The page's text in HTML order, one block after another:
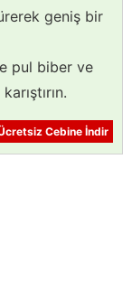
geniş bir
pul biber ve
Cebine İndir